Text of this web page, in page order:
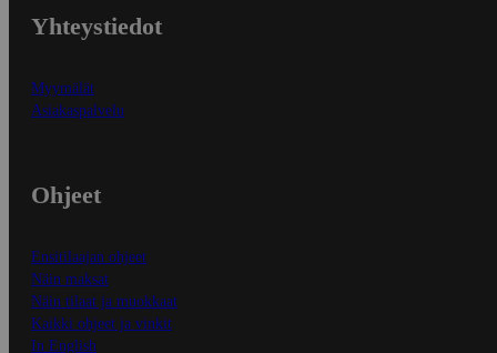
Yhteystiedot
Myymälät
Asiakaspalvelu
Ohjeet
Ensitilaajan ohjeet
Näin maksat
Näin tilaat ja muokkaat
Kaikki ohjeet ja vinkit
In English